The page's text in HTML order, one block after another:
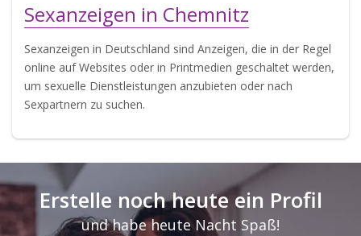
Sexanzeigen in Chemnitz
Sexanzeigen in Deutschland sind Anzeigen, die in der Regel
online auf Websites oder in Printmedien geschaltet werden,
um sexuelle Dienstleistungen anzubieten oder nach
Sexpartnern zu suchen.
Erstelle noch heute ein Profil
und habe heute Nacht Spaß!